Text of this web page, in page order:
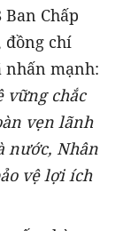
Chấp
đồng chí
nhấn mạnh:
vững chắc
vẹn lãnh
nước, Nhân
vệ lợi ích